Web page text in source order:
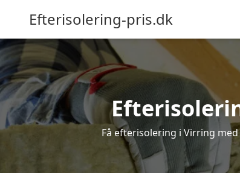
Efterisolering-pris.dk
Få efterisolering i Virring